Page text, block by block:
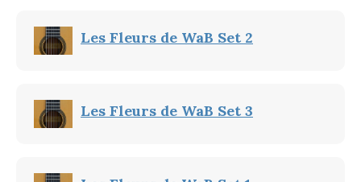
Les Fleurs de WaB Set 2
Les Fleurs de WaB Set 3